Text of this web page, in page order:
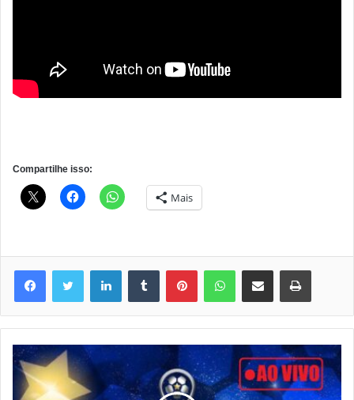
Compartilhe isso:
Mais
LinkedinTumblr PinterestWhatsAppCompartilhar via e-mail Imprimir